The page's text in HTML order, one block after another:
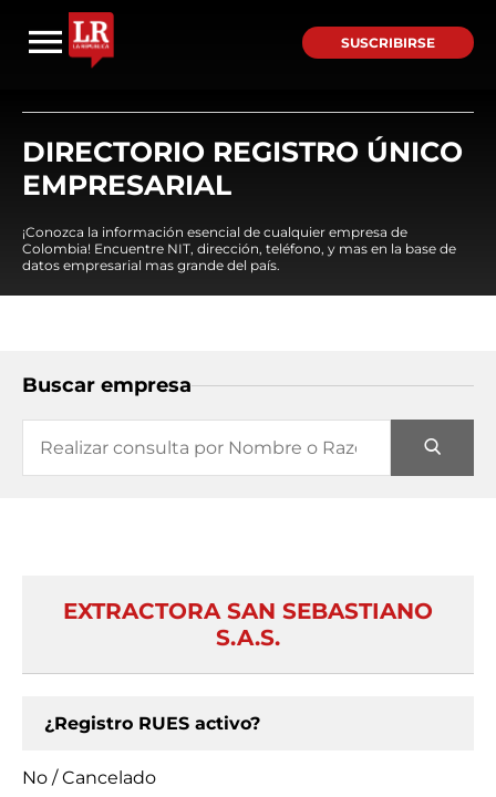
SUSCRIBIRSE
DIRECTORIO REGISTRO ÚNICO
EMPRESARIAL
¡Conozca la información esencial de cualquier empresa de
Colombia! Encuentre NIT, dirección, teléfono, y mas en la base de
datos empresarial mas grande del país.
Buscar empresa
EXTRACTORA SAN SEBASTIANO
S.A.S.
¿Registro RUES activo?
No / Cancelado